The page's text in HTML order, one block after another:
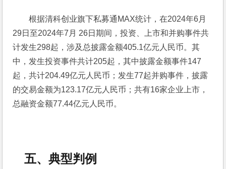
根据清科创业旗下私募通MAX统计，在2024年6月
29日至2024年7月 26日期间，投资、上市和并购事件共
计发生298起，涉及总披露金额405.1亿元人民币。其
中，发生投资事件共计205起，其中披露金额事件147
起，共计204.49亿元人民币；发生77起并购事件，披露
的交易金额为123.17亿元人民币；共有16家企业上市，
总融资金额77.44亿元人民币。
五、典型判例